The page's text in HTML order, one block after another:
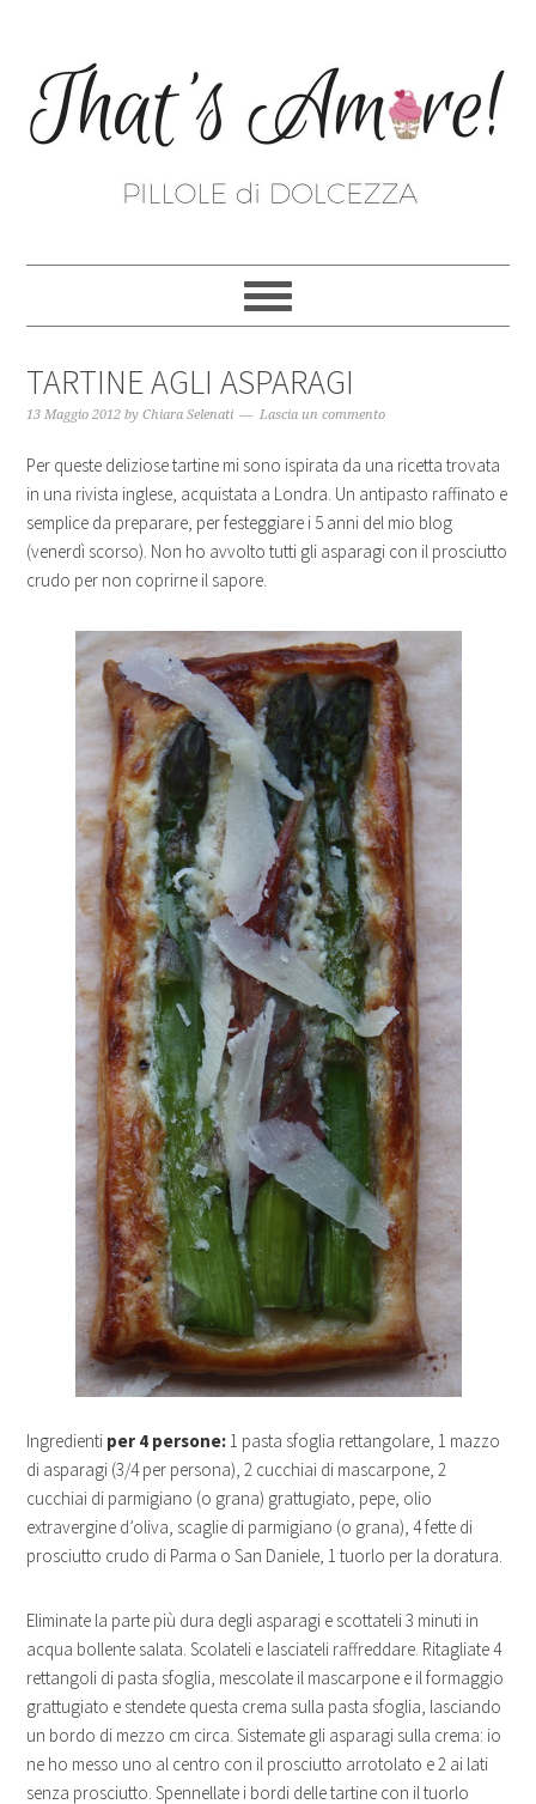
TARTINE AGLI ASPARAGI
13 Maggio 2012 byChiara Selenati Lascia un commento
Per queste deliziose tartine mi sono ispirata da una ricetta trovata
in una rivista inglese, acquistata a Londra. Un antipasto raffinato e
semplice da preparare, per festeggiare i 5 anni del mio blog
(venerdì scorso). Non ho avvolto tutti gli asparagi con il prosciutto
crudo per non coprirne il sapore.
Ingredienti per 4 persone: 1 pasta sfoglia rettangolare, 1 mazzo
di asparagi (3/4 per persona), 2 cucchiai di mascarpone, 2
cucchiai di parmigiano (o grana) grattugiato, pepe, olio
extravergine d’oliva, scaglie di parmigiano (o grana), 4 fette di
prosciutto crudo di Parma o San Daniele, 1 tuorlo per la doratura.
Eliminate la parte più dura degli asparagi e scottateli 3 minuti in
acqua bollente salata. Scolateli e lasciateli raffreddare. Ritagliate 4
rettangoli di pasta sfoglia, mescolate il mascarpone e il formaggio
grattugiato e stendete questa crema sulla pasta sfoglia, lasciando
un bordo di mezzo cm circa. Sistemate gli asparagi sulla crema: io
ne ho messo uno al centro con il prosciutto arrotolato e 2 ai lati
senza prosciutto. Spennellate i bordi delle tartine con il tuorlo